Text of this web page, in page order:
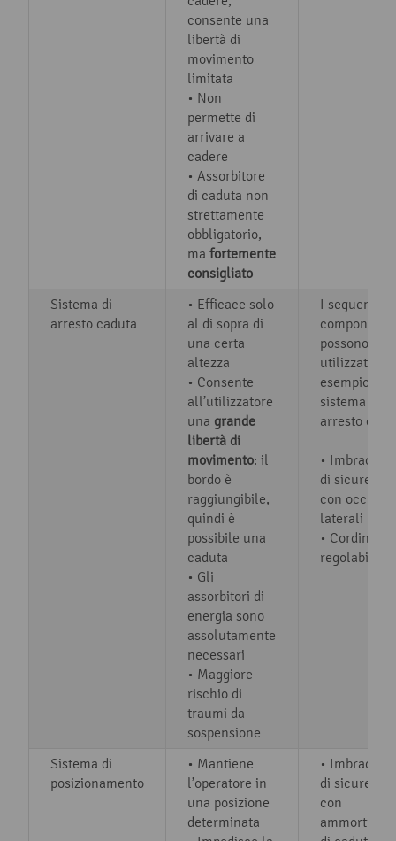
consente una
libertà di
movimento
limitata
• Non
permette di
arrivare a
cadere
• Assorbitore
di caduta non
strettamente
obbligatorio,
ma fortemente
consigliato
Sistema di
arresto caduta
• Efficace solo
al di sopra di
una certa
altezza
• Consente
all’utilizzatore
una grande
libertà di
movimento: il
bordo è
raggiungibile,
quindi è
possibile una
caduta
• Gli
assorbitori di
energia sono
assolutamente
necessari
• Maggiore
rischio di
traumi da
sospensione
I seguenti
componenti
possono
utilizzati, ad
esempio, in
sistema di
arresto
•
di sicurezza
con
laterali
• Cordino
regolabile
Sistema di
posizionamento
• Mantiene
l’operatore in
una posizione
determinata
•
di sicurezza
con